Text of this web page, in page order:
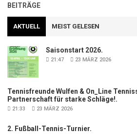
BEITRÄGE
AKTUELL MEIST GELESEN
Saisonstart 2026.
21:47 23 MÄRZ 2026
Tennisfreunde Wulfen & On_Line
Partnerschaft für starke Schläge!.
21:33 23 MÄRZ 2026
2. Fußball-Tennis-Turnier.